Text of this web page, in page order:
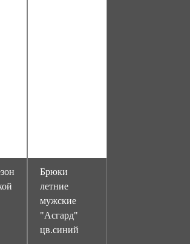
Брюки
летние
мужские
"Асгард"
цв.синий